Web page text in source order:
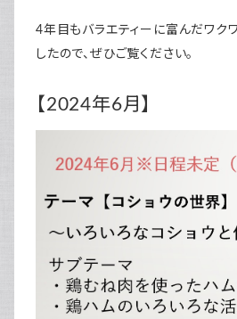
4年目もバラエティーに富んだワク
したので、ぜひご覧ください。
【2024年6月】